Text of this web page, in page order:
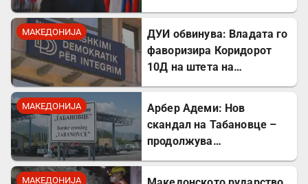
МАКЕДОНИЈА
ДУИ обвинува: Владата го
фаворизира Коридорот
10Д на штета на
МАКЕДОНИЈА
Арбер Адеми: Нов
скандал на Табановце –
продолжува
МАКЕДОНИЈА